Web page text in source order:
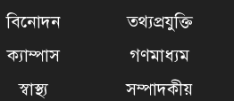
বিনোদন
তথ্যপ্রযুক্তি
ক্যাম্পাস
গণমাধ্যম
স্বাস্থ্য সম্পাদকীয়